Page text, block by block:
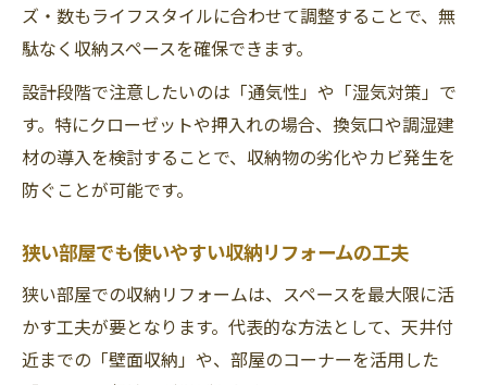
ズ・数もライフスタイルに合わせて調整することで、無
駄なく収納スペースを確保できます。
設計段階で注意したいのは「通気性」や「湿気対策」で
す。特にクローゼットや押入れの場合、換気口や調湿建
材の導入を検討することで、収納物の劣化やカビ発生を
防ぐことが可能です。
狭い部屋でも使いやすい収納リフォームの工夫
狭い部屋での収納リフォームは、スペースを最大限に活
かす工夫が要となります。代表的な方法として、天井付
近までの「壁面収納」や、部屋のコーナーを活用した